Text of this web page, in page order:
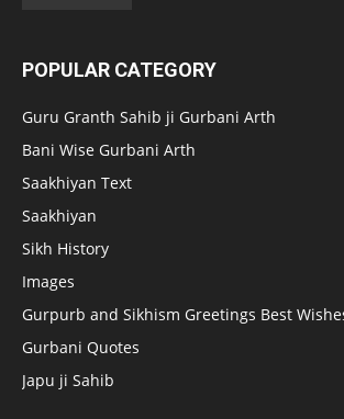
POPULAR CATEGORY
Guru Granth Sahib ji Gurbani Arth
Bani Wise Gurbani Arth
Saakhiyan Text
Saakhiyan
Sikh History
Images
Gurpurb and Sikhism Greetings Best
Gurbani Quotes
Japu ji Sahib